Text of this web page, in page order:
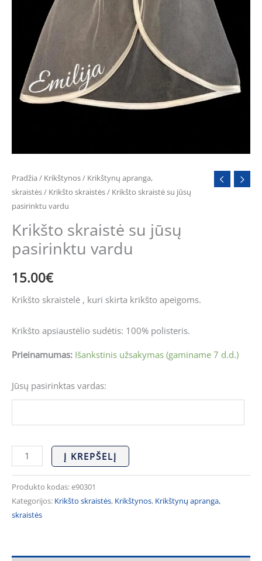
Pradžia / Krikštynos/ Krikštynų apranga,
skraistės/ Krikšto skraistės/ Krikšto skraistė su jūsų
pasirinktu vardu
Krikšto skraistė su jūsų
pasirinktu vardu
15.00€
Krikšto skraistelė , kuri skirta krikšto apeigoms.
Krikšto apsiaustėlio sudėtis: 100% polisteris.
Prieinamumas: Išankstinis užsakymas (gaminame 7 d.d.)
Jūsų pasirinktas vardas:
Į KREPŠELĮ
Produkto kodas:e90301
Kategorijos: Krikšto skraistės, Krikštynos, Krikštynų apranga,
skraistės